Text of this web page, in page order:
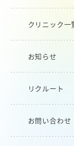
クリニック⼀
お知らせ
リクルート
お問い合わせ